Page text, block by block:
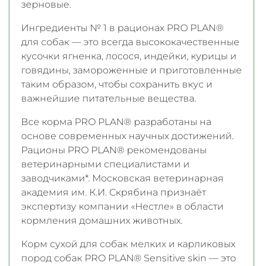
зерновые.
Ингредиенты № 1 в рационах PRO PLAN®
для собак — это всегда высококачественные
кусочки ягненка, лосося, индейки, курицы и
говядины, замороженные и приготовленные
таким образом, чтобы сохранить вкус и
важнейшие питательные вещества.
Все корма PRO PLAN® разработаны на
основе современных научных достижений.
Рационы PRO PLAN® рекомендованы
ветеринарными специалистами и
заводчиками*. Московская ветеринарная
академия им. К.И. Скрябина признаёт
экспертизу компании «Нестле» в области
кормления домашних животных.
Корм сухой для собак мелких и карликовых
пород собак PRO PLAN® Sensitive skin — это